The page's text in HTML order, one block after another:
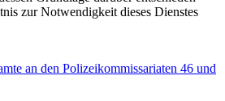
zur Notwendigkeit dieses Dienstes
an den Polizeikommissariaten 46 und